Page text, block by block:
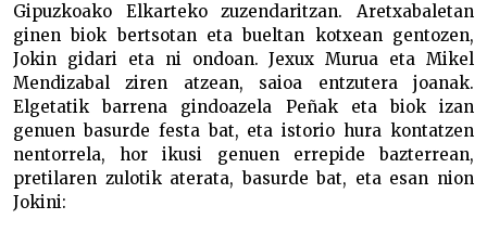
Gipuzkoako Elkarteko zuzendaritzan. Aretxabaletan
ginen biok bertsotan eta bueltan kotxean gentozen,
Jokin gidari eta ni ondoan. Jexux Murua eta Mikel
Mendizabal ziren atzean, saioa entzutera joanak.
Elgetatik barrena gindoazela Peñak eta biok izan
genuen basurde festa bat, eta istorio hura kontatzen
nentorrela, hor ikusi genuen errepide bazterrean,
pretilaren zulotik aterata, basurde bat, eta esan nion
Jokini: